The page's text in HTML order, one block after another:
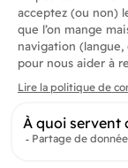
Produits